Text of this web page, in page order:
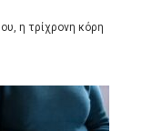
η τρίχρονη κόρη